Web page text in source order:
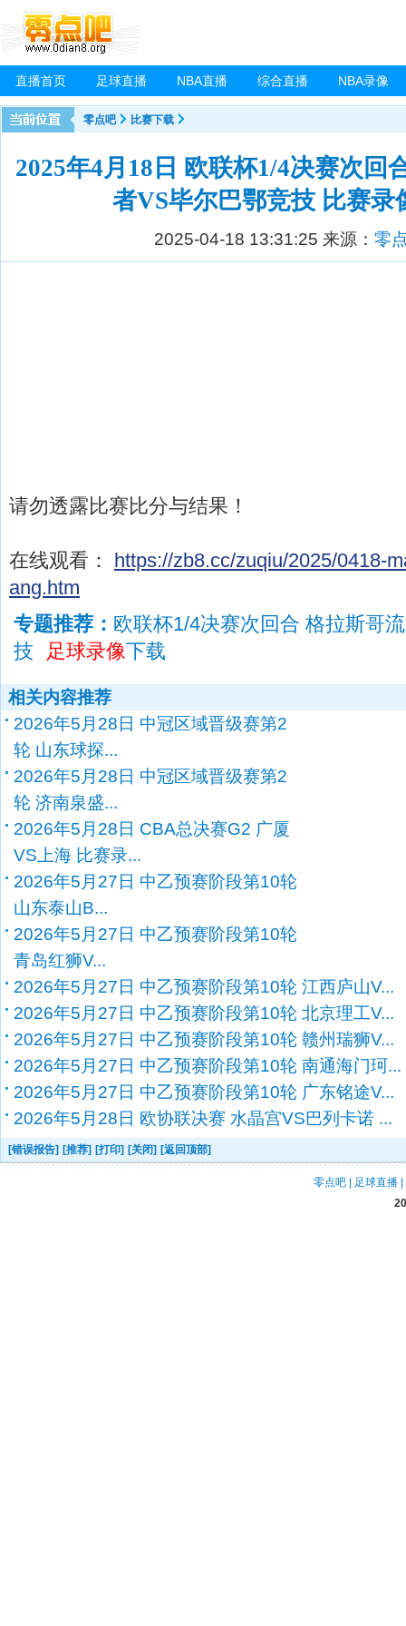
直播首页 足球直播 NBA直播 综合直播 NBA录像
零点吧 比赛下载
2025年4月18日 欧联杯1/4决赛次回
者VS毕尔巴鄂竞技 比赛录
2025-04-18 13:31:25 来源： 零
请勿透露比赛比分与结果！
在线观看： https://zb8.cc/zuqiu/2025/0418-
ang.htm
专题推荐： 欧联杯1/4决赛次回合 格拉斯哥
技
足球录像下载
相关内容推荐
2026年5月28日 中冠区域晋级赛第2
轮 山东球探...
2026年5月28日 中冠区域晋级赛第2
轮 济南泉盛...
2026年5月28日 CBA总决赛G2 广厦
VS上海 比赛录...
2026年5月27日 中乙预赛阶段第10轮
山东泰山B...
2026年5月27日 中乙预赛阶段第10轮
青岛红狮V...
2026年5月27日 中乙预赛阶段第10轮 江西庐山V...
2026年5月27日 中乙预赛阶段第10轮 北京理工V...
2026年5月27日 中乙预赛阶段第10轮 赣州瑞狮V...
2026年5月27日 中乙预赛阶段第10轮 南通海门珂...
2026年5月27日 中乙预赛阶段第10轮 广东铭途V...
2026年5月28日 欧协联决赛 水晶宫VS巴列卡诺 ...
[错误报告] [推荐] [打印] [关闭] [返回顶部]
零点吧 | 足球直播 |